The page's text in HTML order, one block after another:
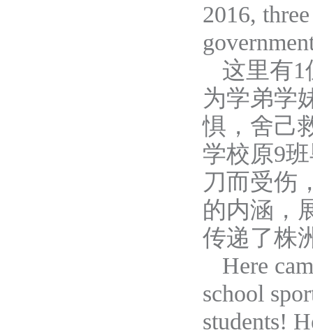
2016,
govern
这里有1
为学弟学
惧，舍己
学校原9
刀而受伤
的内涵，
传递了株
Here
school
students!